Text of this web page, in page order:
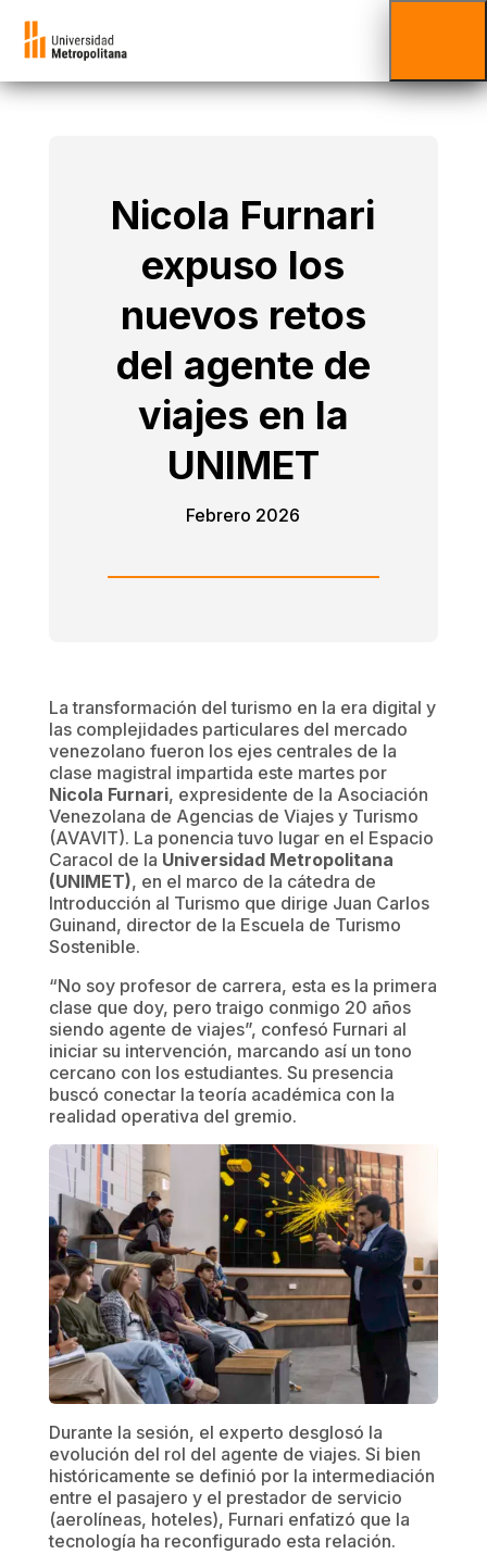
Nicola Furnari
expuso los
nuevos retos
del agente de
viajes en la
UNIMET
Febrero 2026
La transformación del turismo en la era digital y
las complejidades particulares del mercado
venezolano fueron los ejes centrales de la
clase magistral impartida este martes por
Nicola Furnari, expresidente de la Asociación
Venezolana de Agencias de Viajes y Turismo
(AVAVIT). La ponencia tuvo lugar en el Espacio
Caracol de la Universidad Metropolitana
(UNIMET), en el marco de la cátedra de
Introducción al Turismo que dirige Juan Carlos
Guinand, director de la Escuela de Turismo
Sostenible.
“No soy profesor de carrera, esta es la primera
clase que doy, pero traigo conmigo 20 años
siendo agente de viajes”, confesó Furnari al
iniciar su intervención, marcando así un tono
cercano con los estudiantes. Su presencia
buscó conectar la teoría académica con la
realidad operativa del gremio.
Durante la sesión, el experto desglosó la
evolución del rol del agente de viajes. Si bien
históricamente se definió por la intermediación
entre el pasajero y el prestador de servicio
(aerolíneas, hoteles), Furnari enfatizó que la
tecnología ha reconfigurado esta relación.